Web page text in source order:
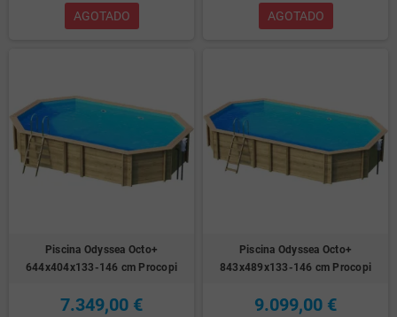
AGOTADO AGOTADO
Piscina Odyssea Octo+
644x404x133-146 cm Procopi
7.349,00 €
Piscina Odyssea Octo+
843x489x133-146 cm Procopi
9.099,00 €